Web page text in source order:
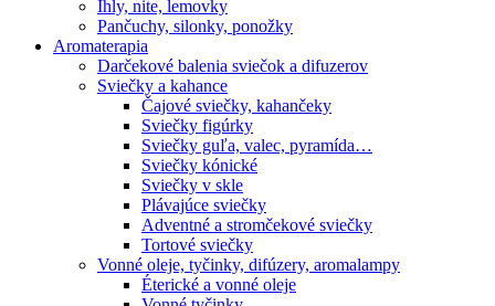
Ihly, nite, lemovky
Pančuchy, silonky, ponožky
Aromaterapia
Darčekové balenia sviečok a difuzerov
Sviečky a kahance
Čajové sviečky, kahančeky
Sviečky figúrky
Sviečky guľa, valec, pyramída…
Sviečky kónické
Sviečky v skle
Plávajúce sviečky
Adventné a stromčekové sviečky
Tortové sviečky
Vonné oleje, tyčinky, difúzery, aromalampy
Éterické a vonné oleje